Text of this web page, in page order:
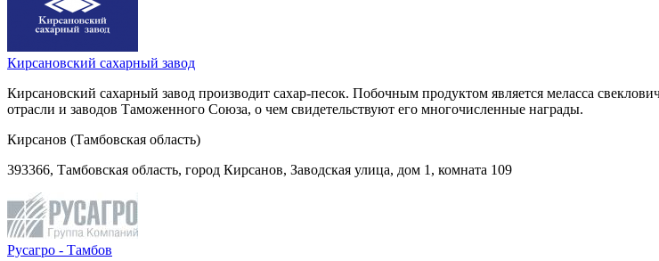
Кирсановский сахарный завод
Кирсановский сахарный завод производит сахар-песок. Побочным продуктом является меласса
отрасли и заводов Таможенного Союза, о чем свидетельствуют его многочисленные награды.
Кирсанов (Тамбовская область)
393366, Тамбовская область, город Кирсанов, Заводская улица, дом 1, комната 109
Русагро - Тамбов